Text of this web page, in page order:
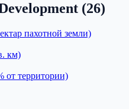
(26)
пахотной земли)
км)
от территории)